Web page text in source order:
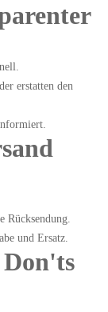
erstatten den
Rücksendung.
und Ersatz.